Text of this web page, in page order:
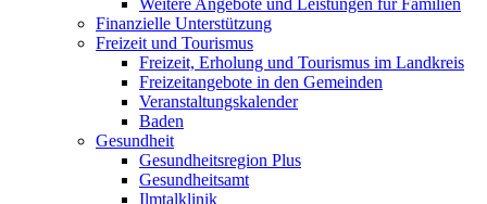
Weitere Angebote und Leistungen für Familien
Finanzielle Unterstützung
Freizeit und Tourismus
Freizeit, Erholung und Tourismus im Landkreis
Freizeitangebote in den Gemeinden
Veranstaltungskalender
Baden
Gesundheit
Gesundheitsregion Plus
Gesundheitsamt
Ilmtalklinik